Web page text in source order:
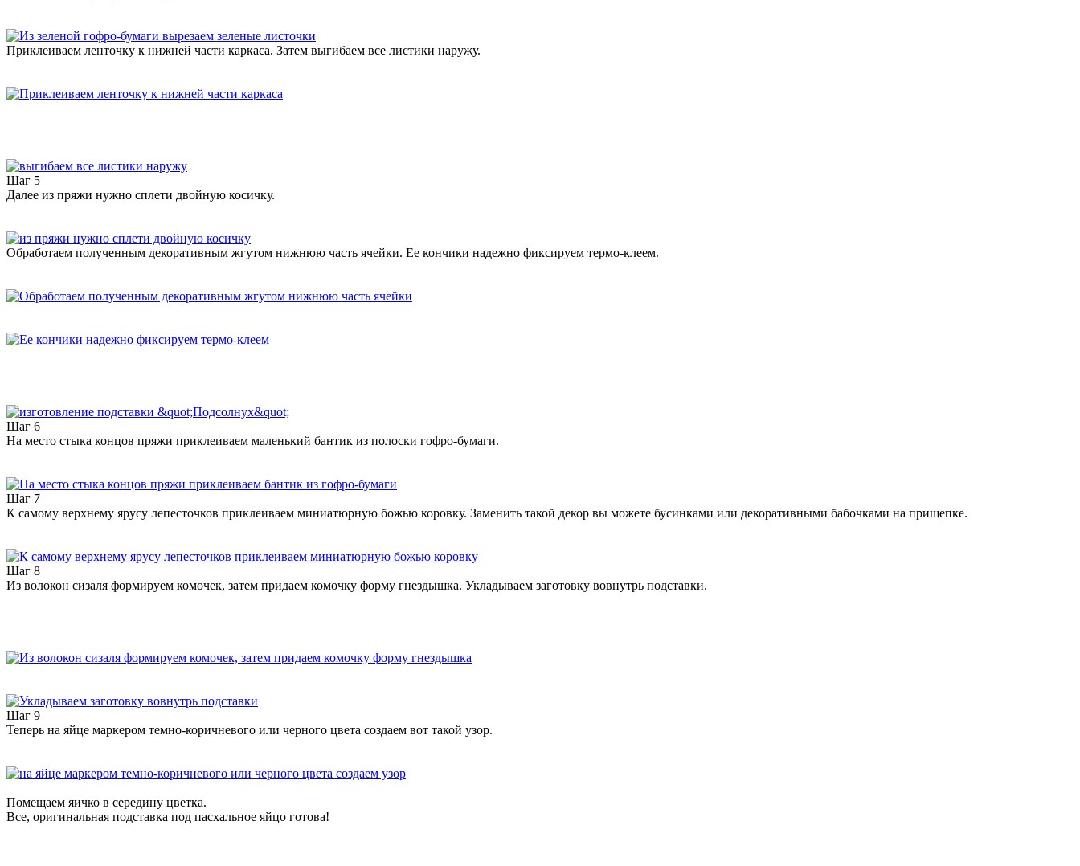
Приклеиваем ленточку к нижней части каркаса. Затем выгибаем все листики наружу.
Шаг 5
Далее из пряжи нужно сплети двойную косичку.
Обработаем полученным декоративным жгутом нижнюю часть ячейки. Ее кончики надежно фиксируем термо-клеем.
Шаг 6
На место стыка концов пряжи приклеиваем маленький бантик из полоски гофро-бумаги.
Шаг 7
К самому верхнему ярусу лепесточков приклеиваем миниатюрную божью коровку. Заменить такой декор вы можете бусинками или декоративными бабочками на прищепке.
Шаг 8
Из волокон сизаля формируем комочек, затем придаем комочку форму гнездышка. Укладываем заготовку вовнутрь подставки.
Шаг 9
Теперь на яйце маркером темно-коричневого или черного цвета создаем вот такой узор.
Помещаем яичко в середину цветка.
Все, оригинальная подставка под пасхальное яйцо готова!